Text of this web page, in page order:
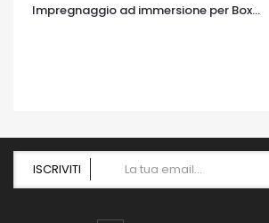
Impregnaggio ad immersione per Box...
ISCRIVITI